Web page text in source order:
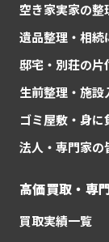
空き家実家の整
遺品整理・相続
邸宅・別荘の片
生前整理・施
ゴミ屋敷・身
法人・専門家の
高価買取・専
買取実績一覧